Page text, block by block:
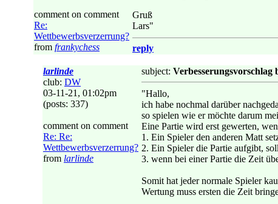
comment on comment
Re:
Wettbewerbsverzerrung?
from frankychess
Gruß
Lars"
reply
larlinde
club: DW
03-11-21, 01:02pm
(posts: 337)
comment on comment
Re: Re:
Wettbewerbsverzerrung?
from larlinde
subject: Verbesserungsvorschlag
"Hallo,
ich habe nochmal darüber
so spielen wie er möchte darum
Eine Partie wird erst gewerten,
1. Ein Spieler den anderen Matt
2. Ein Spieler die Partie aufgibt,
3. wenn bei einer Partie die Zeit
Somit hat jeder normale Spieler
Wertung muss ersten die Zeit